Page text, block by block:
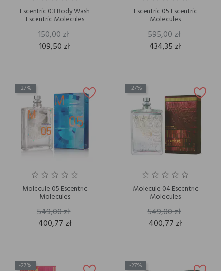
Escentric 03 Body Wash
Escentric Molecules
150,00 zł
109,50 zł
Escentric 05 Escentric
Molecules
595,00 zł
434,35 zł
-27%
Molecule 05 Escentric
Molecules
549,00 zł
400,77 zł
-27%
Molecule 04 Escentric
Molecules
549,00 zł
400,77 zł
-27% -27%